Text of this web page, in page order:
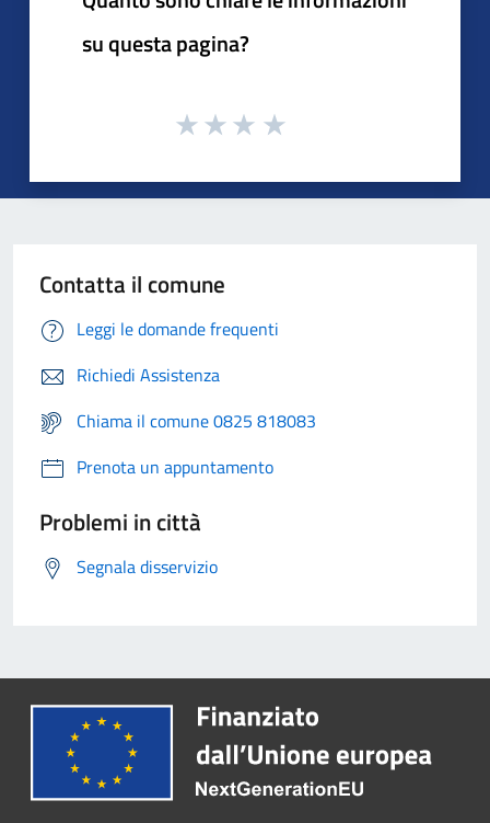
su questa pagina?
Contatta il comune
Leggi le domande frequenti
Richiedi Assistenza
Chiama il comune 0825 818083
Prenota un appuntamento
Problemi in città
Segnala disservizio